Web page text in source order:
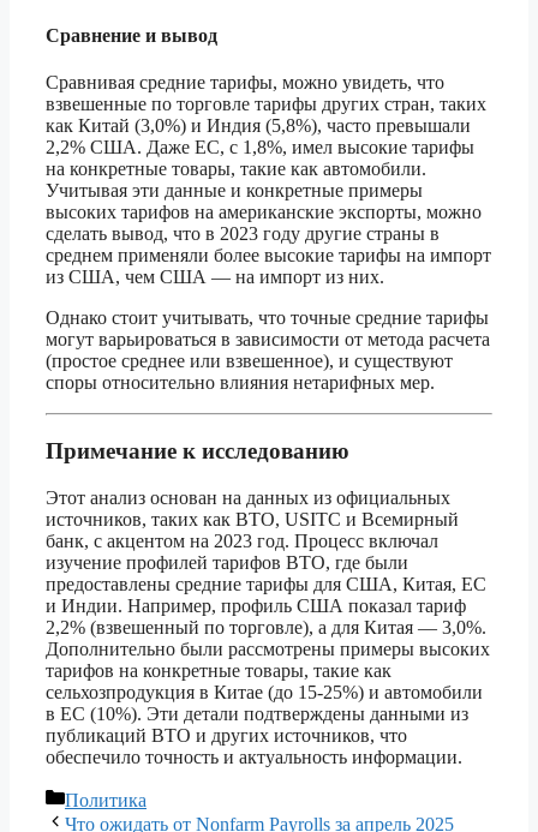
Сравнение и вывод
Сравнивая средние тарифы, можно увидеть, что
взвешенные по торговле тарифы других стран, таких
как Китай (3,0%) и Индия (5,8%), часто превышали
2,2% США. Даже ЕС, с 1,8%, имел высокие тарифы
на конкретные товары, такие как автомобили.
Учитывая эти данные и конкретные примеры
высоких тарифов на американские экспорты, можно
сделать вывод, что в 2023 году другие страны в
среднем применяли более высокие тарифы на импорт
из США, чем США — на импорт из них.
Однако стоит учитывать, что точные средние тарифы
могут варьироваться в зависимости от метода расчета
(простое среднее или взвешенное), и существуют
споры относительно влияния нетарифных мер.
Примечание к исследованию
Этот анализ основан на данных из официальных
источников, таких как ВТО, USITC и Всемирный
банк, с акцентом на 2023 год. Процесс включал
изучение профилей тарифов ВТО, где были
предоставлены средние тарифы для США, Китая, ЕС
и Индии. Например, профиль США показал тариф
2,2% (взвешенный по торговле), а для Китая — 3,0%.
Дополнительно были рассмотрены примеры высоких
тарифов на конкретные товары, такие как
сельхозпродукция в Китае (до 15-25%) и автомобили
в ЕС (10%). Эти детали подтверждены данными из
публикаций ВТО и других источников, что
обеспечило точность и актуальность информации.
Рубрики
Политика
Что ожидать от Nonfarm Payrolls за апрель 2025